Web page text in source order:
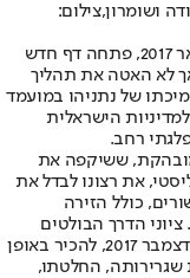
ושומרון,צילום:
כניסתו של דונלד טראמפ לבית הלבן, ב-20 בינואר 2017, פתחה דף חדש
לא האטה את תהליך
של נתניהו במועמד
הישראלית
רחב.
ששיקפה את
את רצונו לבדל את
כולל הזירה
הדרך הבולטים
במסלול תומך זה היו החלטתו של הבית הלבן, מדצמבר 2017, להכיר באופן
שגרירותה, החלטתו,